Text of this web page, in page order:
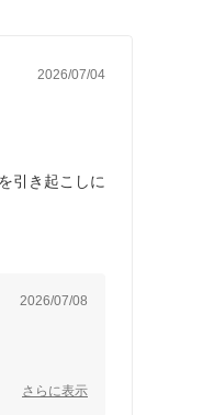
2026/07/04
引き起こしに
2026/07/08
さらに表示